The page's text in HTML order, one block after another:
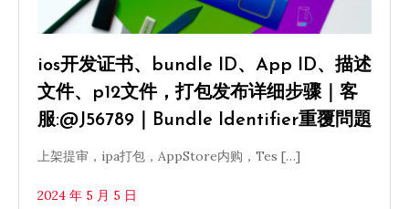
ios开发证书、bundle ID、App ID、描述
文件、p12文件，打包发布详细步骤｜客
服:@J56789｜Bundle Identifier重覆問題
上架提审，ipa打包，AppStore内购，Tes […]
2024 年 5 月 5 日